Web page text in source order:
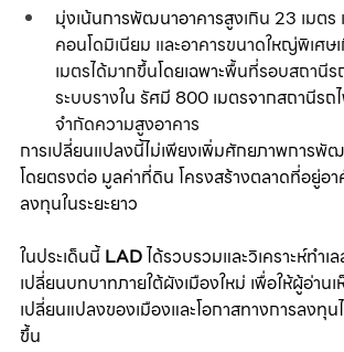
มุ่งเน้นการพัฒนาอาคารสูงเกิน 23 เมตร
คอนโดมิเนียม และอาคารขนาดใหญ่พิเศษ
เมตรได้มากขึ้นโดยเฉพาะพื้นที่รอบสถานีร
ระบบรางใน รัศมี 800 เมตรจากสถานีรถ
จำกัดความสูงอาคาร
การเปลี่ยนแปลงนี้ไม่เพียงเพิ่มศักยภาพการพั
โดยตรงต่อ มูลค่าที่ดิน โครงสร้างตลาดที่อยู่อ
ลงทุนในระยะยาว
ในประเด็นนี้ LAD ได้รวบรวมและวิเคราะห์ทำ
เปลี่ยนบทบาทภายใต้ผังเมืองใหม่ เพื่อให้ผู้อ่าน
เปลี่ยนแปลงของเมืองและโอกาสทางการลงทุ
ขึ้น